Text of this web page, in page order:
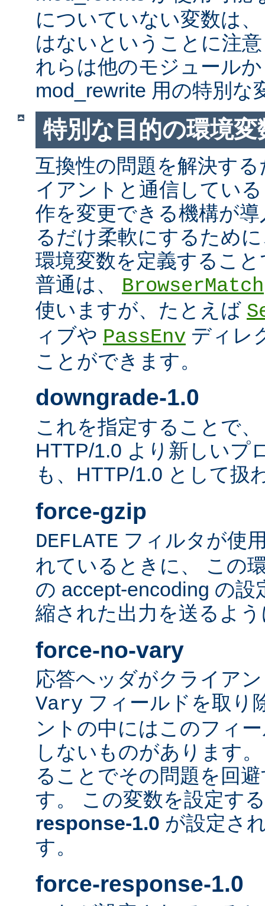
についていない変数は
はないということに注
れらは他のモジュール
mod_rewrite 用の特別な
特別な目的の環境変
互換性の問題を解決す
イアントと通信してい
作を変更できる機構が
るだけ柔軟にするため
環境変数を定義するこ
普通は、 BrowserMatch
使いますが、たとえば
ィブや PassEnv ディレ
ことができます。
downgrade-1.0
これを指定することで
HTTP/1.0 より新しいプ
も、HTTP/1.0 として扱
force-gzip
DEFLATE フィルタが使
れているときに、 この
の accept-encoding の
縮された出力を送るよ
force-no-vary
応答ヘッダがクライア
Vary フィールドを取り
ントの中にはこのフィ
しないものがあります
ることでその問題を回
す。 この変数を設定す
response-1.0 が設定さ
す。
force-response-1.0